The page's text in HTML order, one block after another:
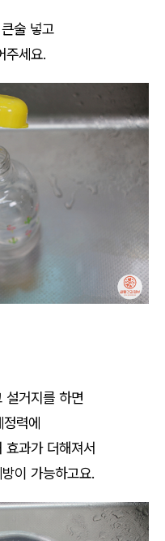
술 넣고
주세요.
설거지를 하면
력에
효과가 더해져서
이 가능하고요.